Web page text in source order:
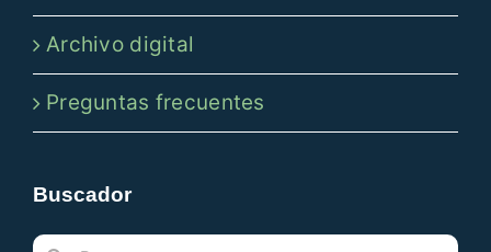
Archivo digital
Preguntas frecuentes
Buscador